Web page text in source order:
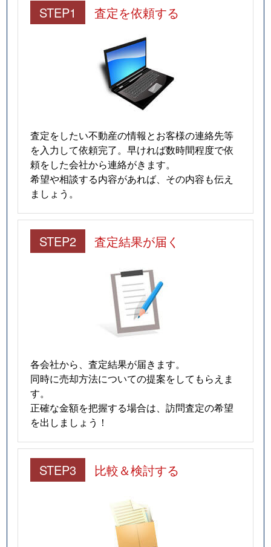
STEP1 査定を依頼する
査定をしたい不動産の情報とお客様の連絡先等
を入力して依頼完了。早ければ数時間程度で依
頼をした会社から連絡がきます。
希望や相談する内容があれば、その内容も伝え
ましょう。
STEP2 査定結果が届く
各会社から、査定結果が届きます。
同時に売却方法についての提案をしてもらえま
す。
正確な金額を把握する場合は、訪問査定の希望
を出しましょう！
STEP3 比較＆検討する